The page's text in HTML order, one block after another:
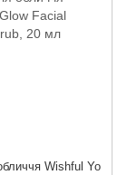
Wishful Yo